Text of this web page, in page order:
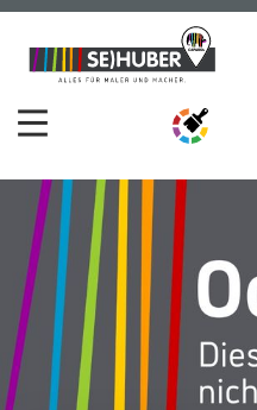
Zum
Inhalt
Zum
Navigationsmenü